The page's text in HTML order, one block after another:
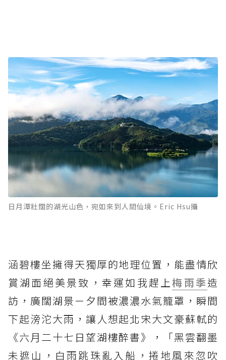
日月潭壯闊的湖光山色，宛如來到人間仙境。Eric Hsu攝
涵碧樓坐擁得天獨厚的地理位置，能盡情欣
賞湖面絕美景致，幸運如我趕上梅雨季造
訪，廣闊湖景ㄧ夕間被濃濃水氣籠罩，瞬間
下起滂沱大雨，讓人想起北宋大文豪蘇軾的
《六月二十七日望湖樓醉書》，「黑雲翻墨
未遮山，白雨跳珠亂入船，捲地風來忽吹